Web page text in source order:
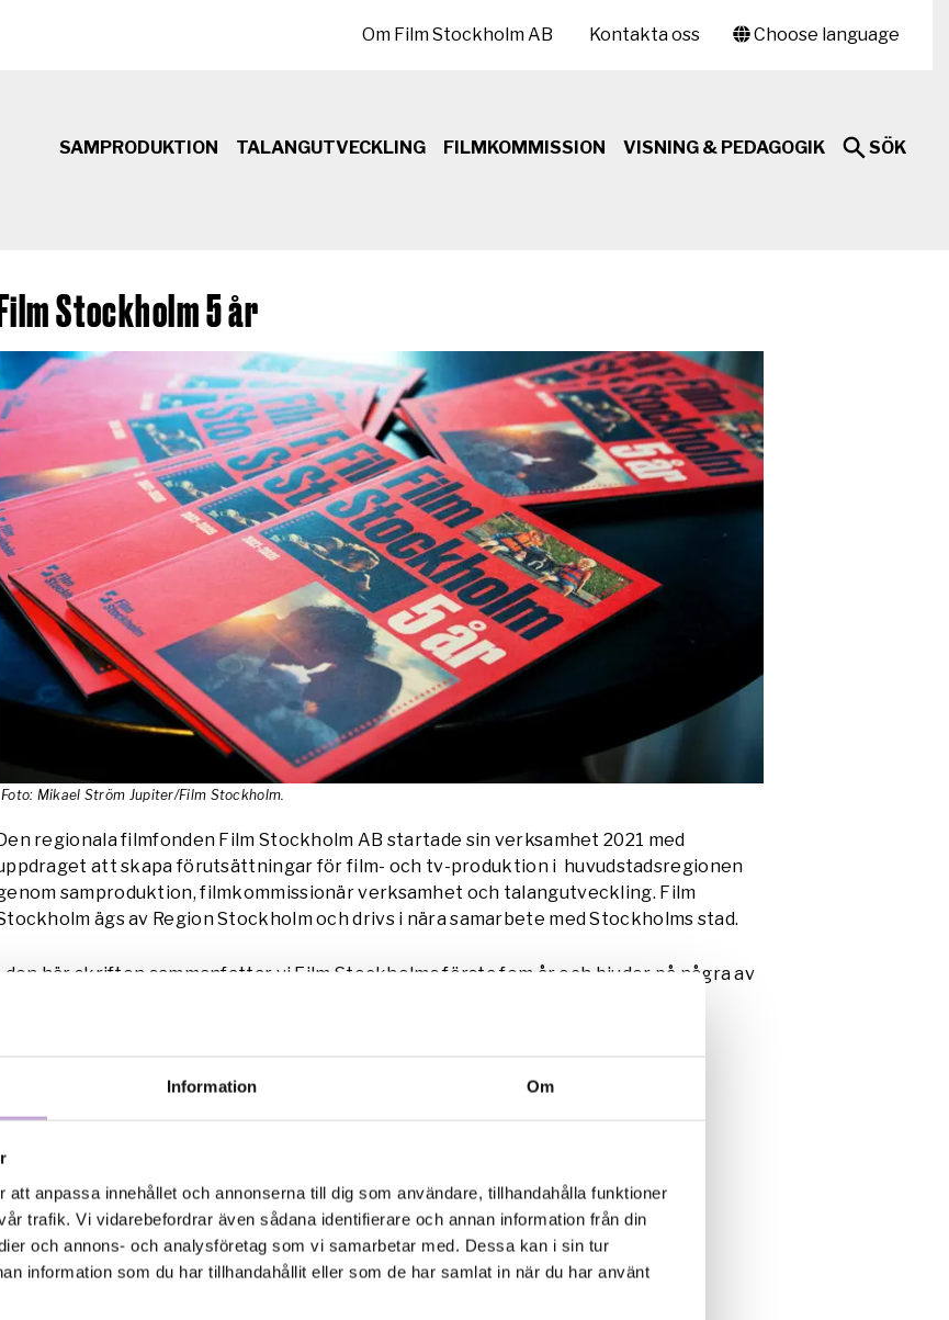
Information Om
att anpassa innehållet och annonserna till dig som användare, tillhandahålla funktioner
trafik. Vi vidarebefordrar även sådana identifierare och annan information från din
och annons- och analysföretag som vi samarbetar med. Dessa kan i sin tur
information som du har tillhandahållit eller som de har samlat in när du har använt
Choose language
Om Film Stockholm AB Kontakta oss
SAMPRODUKTION TALANGUTVECKLING FILMKOMMISSION VISNING & PEDAGOGIK SÖK
Film Stockholm 5 år
Foto: Mikael Ström Jupiter/Film Stockholm.
regionala filmfonden Film Stockholm AB startade sin verksamhet 2021 med
att skapa förutsättningar för film- och tv-produktion i huvudstadsregionen
samproduktion, filmkommissionär verksamhet och talangutveckling. Film
ägs av Region Stockholm och drivs i nära samarbete med Stockholms stad.
den här skriften sammanfattar vi Film Stockholms första fem år och bjuder på några av
FSAB 5 år_webb(pdf, 4 MB)